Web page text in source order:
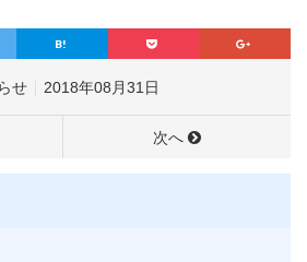
せ 2018年08月31日
次へ